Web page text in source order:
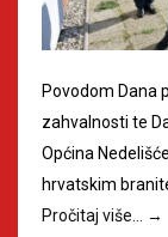
Povodom Dana
zahvalnosti te
Općina
hrvatskim
Pročitaj više… →